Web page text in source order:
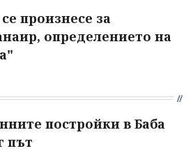
произнесе за
определението на
постройки в Баба
път